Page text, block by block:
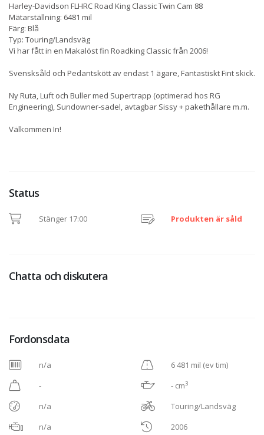
Harley-Davidson FLHRC Road King Classic Twin Cam 88
Mätarställning: 6481 mil
Färg: Blå
Typ: Touring/Landsväg
Vi har fått in en Makalöst fin Roadking Classic från 2006!
Svensksåld och Pedantskött av endast 1 ägare, Fantastiskt Fint skick.
Ny Ruta, Luft och Buller med Supertrapp (optimerad hos RG
Engineering), Sundowner-sadel, avtagbar Sissy + pakethållare m.m.
Välkommen In!
Status
Stänger 17:00 Produkten är såld
Chatta och diskutera
Fordonsdata
n/a
-
n/a
n/a
6 481 mil (ev tim)
- cm3
Touring/Landsväg
2006